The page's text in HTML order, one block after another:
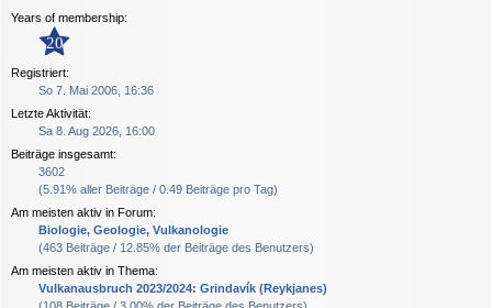
Years of membership:
20
Registriert:
So 7. Mai 2006, 16:36
Letzte Aktivität:
Sa 8. Aug 2026, 16:00
Beiträge insgesamt:
3602
(5.91% aller Beiträge / 0.49 Beiträge pro Tag)
Am meisten aktiv in Forum:
Biologie, Geologie, Vulkanologie
(463 Beiträge / 12.85% der Beiträge des Benutzers)
Am meisten aktiv in Thema:
Vulkanausbruch 2023/2024: Grindavík (Reykjanes)